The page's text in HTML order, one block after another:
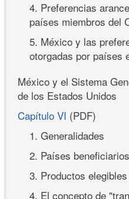
4. Preferencias
países miembros del
5. México y las
otorgadas por países
México y el Sistema
de los Estados Unidos
Capítulo VI (PDF)
1. Generalidades
2. Países beneficiarios
3. Productos elegibles
4. El concepto de